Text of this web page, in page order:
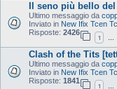
Il seno più bello
Ultimo messaggio da
Inviato in New Ifix Tcen
Risposte: 2426
1 …
Clash of the Tits
Ultimo messaggio da
Inviato in New Ifix Tcen
Risposte: 1841
1 …